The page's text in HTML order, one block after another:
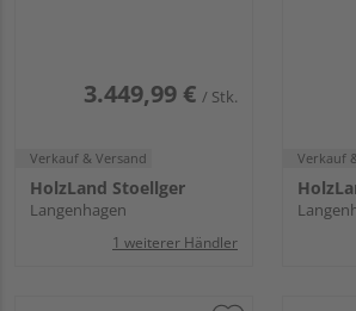
3.449,99 € / Stk.
Verkauf & Versand
HolzLand Stoellger
Langenhagen
1 weiterer Händler
Verkauf